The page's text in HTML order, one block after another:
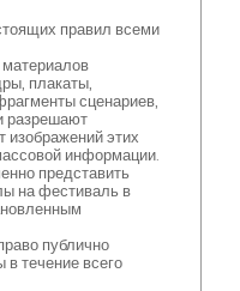
правил всеми
плакаты,
сценариев,
разрешают
изображений этих
информации.
представить
на фестиваль в
публично
течение всего